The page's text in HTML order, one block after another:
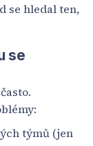
se hledal ten,
se
týmů (jen